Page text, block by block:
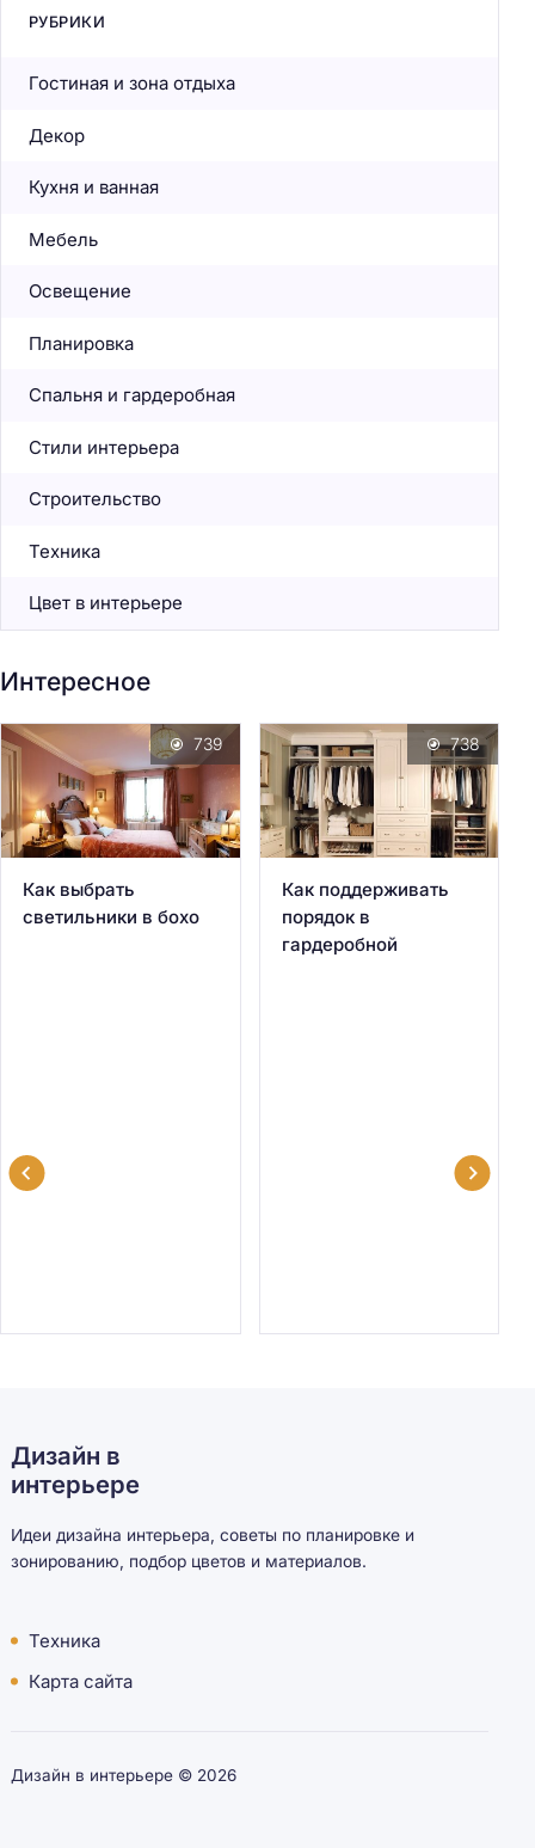
РУБРИКИ
Гостиная и зона отдыха
Декор
Кухня и ванная
Мебель
Освещение
Планировка
Спальня и гардеробная
Стили интерьера
Строительство
Техника
Цвет в интерьере
Интересное
Как выбрать
светильники в бохо
739
Как поддерживать
порядок в
гардеробной
738
Дизайн в
интерьере
Идеи дизайна интерьера, советы по планировке и
зонированию, подбор цветов и материалов.
Техника
Карта сайта
Дизайн в интерьере © 2026